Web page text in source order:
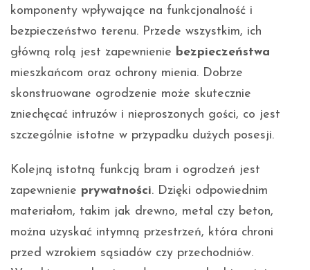
komponenty wpływające na funkcjonalność i
bezpieczeństwo terenu. Przede wszystkim, ich
główną rolą jest zapewnienie bezpieczeństwa
mieszkańcom oraz ochrony mienia. Dobrze
skonstruowane ogrodzenie może skutecznie
zniechęcać intruzów i nieproszonych gości, co jest
szczególnie istotne w przypadku dużych posesji.
Kolejną istotną funkcją bram i ogrodzeń jest
zapewnienie prywatności. Dzięki odpowiednim
materiałom, takim jak drewno, metal czy beton,
można uzyskać intymną przestrzeń, która chroni
przed wzrokiem sąsiadów czy przechodniów.